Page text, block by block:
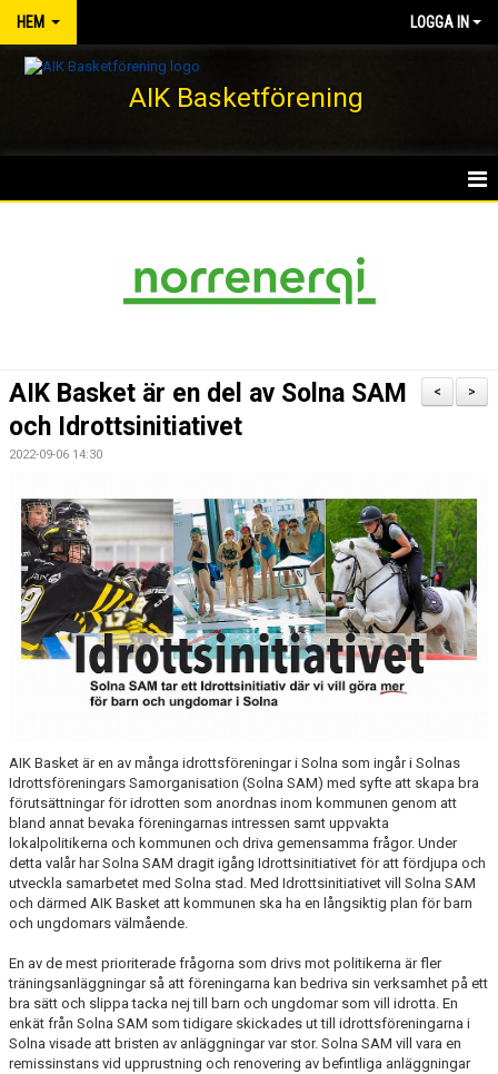
HEM LOGGA IN
AIK Basketförening
DOKUMENT
AVGIFTER
BLI MEDLEM
FRITIDSKORTET
PARTNERS
KÖP BILJETTER
SHOP
ELITE WINTER CUP
AIK.SE
>
<
AIK Basket är en del av Solna SAM
och Idrottsinitiativet
2022-09-06 14:30
AIK Basket är en av många idrottsföreningar i Solna som ingår i Solnas
Idrottsföreningars Samorganisation (Solna SAM) med syfte att skapa bra
förutsättningar för idrotten som anordnas inom kommunen genom att
bland annat bevaka föreningarnas intressen samt uppvakta
lokalpolitikerna och kommunen och driva gemensamma frågor. Under
detta valår har Solna SAM dragit igång Idrottsinitiativet för att fördjupa och
utveckla samarbetet med Solna stad. Med Idrottsinitiativet vill Solna SAM
och därmed AIK Basket att kommunen ska ha en långsiktig plan för barn
och ungdomars välmående.
En av de mest prioriterade frågorna som drivs mot politikerna är fler
träningsanläggningar så att föreningarna kan bedriva sin verksamhet på ett
bra sätt och slippa tacka nej till barn och ungdomar som vill idrotta. En
enkät från Solna SAM som tidigare skickades ut till idrottsföreningarna i
Solna visade att bristen av anläggningar var stor. Solna SAM vill vara en
remissinstans vid upprustning och renovering av befintliga anläggningar